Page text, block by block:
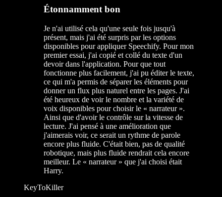
Étonnamment bon
Je n'ai utilisé cela qu'une seule fois jusqu'à
présent, mais j'ai été surpris par les options
disponibles pour appliquer Speechify. Pour mon
premier essai, j'ai copié et collé du texte d'un
devoir dans l'application. Pour que tout
fonctionne plus facilement, j'ai pu éditer le texte,
ce qui m'a permis de séparer les éléments pour
donner un flux plus naturel entre les pages. J'ai
été heureux de voir le nombre et la variété de
voix disponibles pour choisir le « narrateur ».
Ainsi que d'avoir le contrôle sur la vitesse de
lecture. J'ai pensé à une amélioration que
j'aimerais voir, ce serait un rythme de parole
encore plus fluide. C'était bien, pas de qualité
robotique, mais plus fluide rendrait cela encore
meilleur. Le « narrateur » que j'ai choisi était
Harry.
KeyToKiller